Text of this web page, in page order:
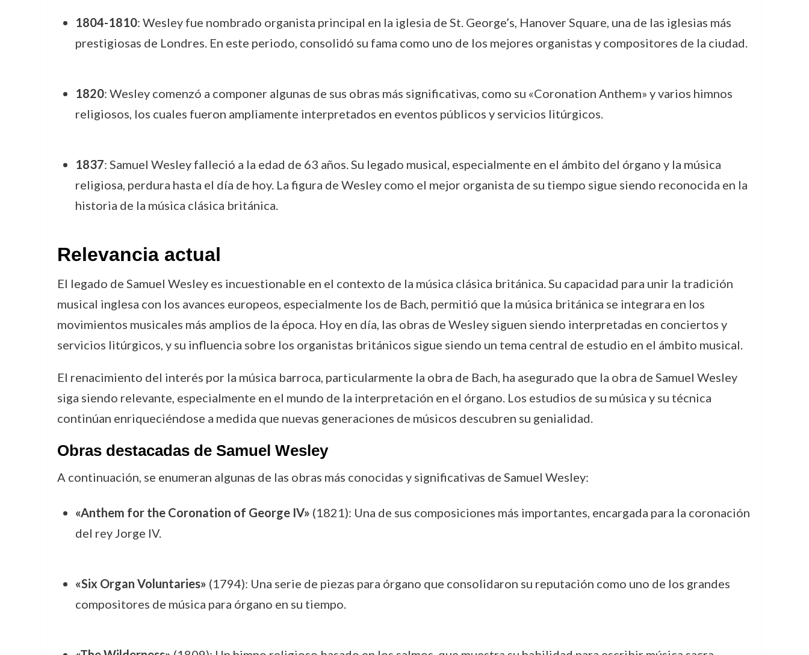
1804-1810: Wesley fue nombrado organista principal en la iglesia de St. George’s, Hanover Square, una de las iglesias más
prestigiosas de Londres. En este periodo, consolidó su fama como uno de los mejores organistas y compositores de la ciudad.
1820: Wesley comenzó a componer algunas de sus obras más significativas, como su «Coronation Anthem» y varios himnos
religiosos, los cuales fueron ampliamente interpretados en eventos públicos y servicios litúrgicos.
1837: Samuel Wesley falleció a la edad de 63 años. Su legado musical, especialmente en el ámbito del órgano y la música
religiosa, perdura hasta el día de hoy. La figura de Wesley como el mejor organista de su tiempo sigue siendo reconocida en la
historia de la música clásica británica.
Relevancia actual
El legado de Samuel Wesley es incuestionable en el contexto de la música clásica británica. Su capacidad para unir la tradición
musical inglesa con los avances europeos, especialmente los de Bach, permitió que la música británica se integrara en los
movimientos musicales más amplios de la época. Hoy en día, las obras de Wesley siguen siendo interpretadas en conciertos y
servicios litúrgicos, y su influencia sobre los organistas británicos sigue siendo un tema central de estudio en el ámbito musical.
El renacimiento del interés por la música barroca, particularmente la obra de Bach, ha asegurado que la obra de Samuel Wesley
siga siendo relevante, especialmente en el mundo de la interpretación en el órgano. Los estudios de su música y su técnica
continúan enriqueciéndose a medida que nuevas generaciones de músicos descubren su genialidad.
Obras destacadas de Samuel Wesley
A continuación, se enumeran algunas de las obras más conocidas y significativas de Samuel Wesley:
«Anthem for the Coronation of George IV» (1821): Una de sus composiciones más importantes, encargada para la coronación
del rey Jorge IV.
«Six Organ Voluntaries» (1794): Una serie de piezas para órgano que consolidaron su reputación como uno de los grandes
compositores de música para órgano en su tiempo.